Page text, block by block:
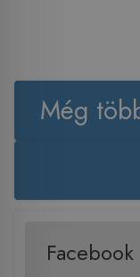
Még
Facebook